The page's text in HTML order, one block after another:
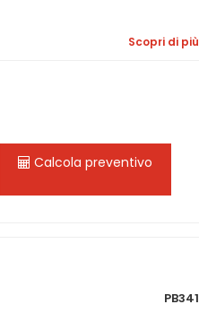
Scopri di più
Calcola preventivo
PB341